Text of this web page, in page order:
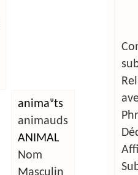
animaᶸts
animauds
ANIMAL
Nom
Masculin